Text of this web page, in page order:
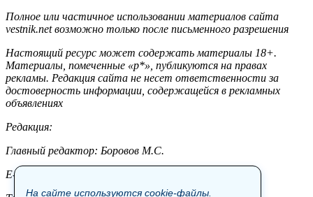
Полное или частичное использовании материалов сайта
vestnik.net возможно только после письменного разрешения
Настоящий ресурс может содержать материалы 18+.
Материалы, помеченные «р*», публикуются на правах
рекламы. Редакция сайта не несет ответственности за
достоверность информации, содержащейся в рекламных
объявлениях
Редакция:
Главный редактор: Боровов М.С.
E-mail: site@vestnik.net, reb.msk@yandex.ru
На сайте используются cookie-файлы.